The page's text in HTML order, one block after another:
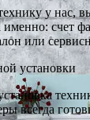
у нас,
счет
или
установки
всегда